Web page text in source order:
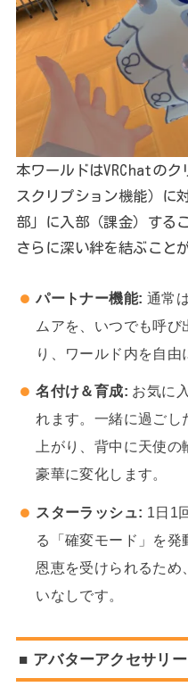
本ワールドはVRChatの
スクリプション機能）に
部」に入部（課金）する
さらに深い絆を結ぶこと
パートナー機能: 通常
ムアを、いつでも呼
り、ワールド内を自由
名付け＆育成: お気に
れます。一緒に過ご
上がり、背中に天使
豪華に変化します。
スターラッシュ: 1日1
る「確変モード」を
恩恵を受けられるため
いなしです。
■ アバターアクセサリ